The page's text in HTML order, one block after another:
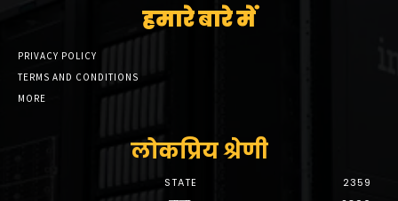
हमारे बारे में
PRIVACY POLICY
TERMS AND CONDITIONS
MORE
लोकप्रिय श्रेणी
STATE
2359